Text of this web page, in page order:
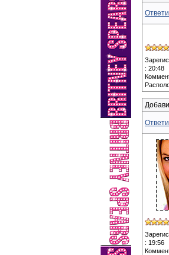
: 20:48
: 19:56